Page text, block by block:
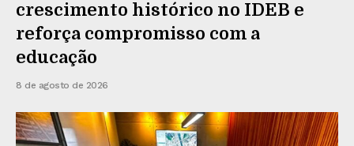
crescimento histórico no IDEB e
reforça compromisso com a
educação
8 de agosto de 2026